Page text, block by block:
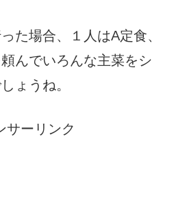
た場合、１人はA定食、
んでいろんな主菜をシ
ょうね。
サーリンク